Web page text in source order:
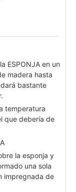
ESPONJA en un
madera hasta
bastante
temperatura
que debería de
la esponja y
una sola
impregnada de